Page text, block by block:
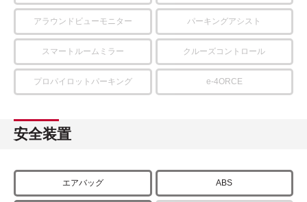
アラウンドビューモニター パーキングアシスト
スマートルームミラー クルーズコントロール
プロパイロットパーキング e-4ORCE
安全装置
エアバッグ ABS